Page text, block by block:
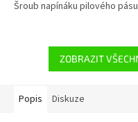
Šroub napínáku pilového
ZOBRAZIT
Popis Diskuze